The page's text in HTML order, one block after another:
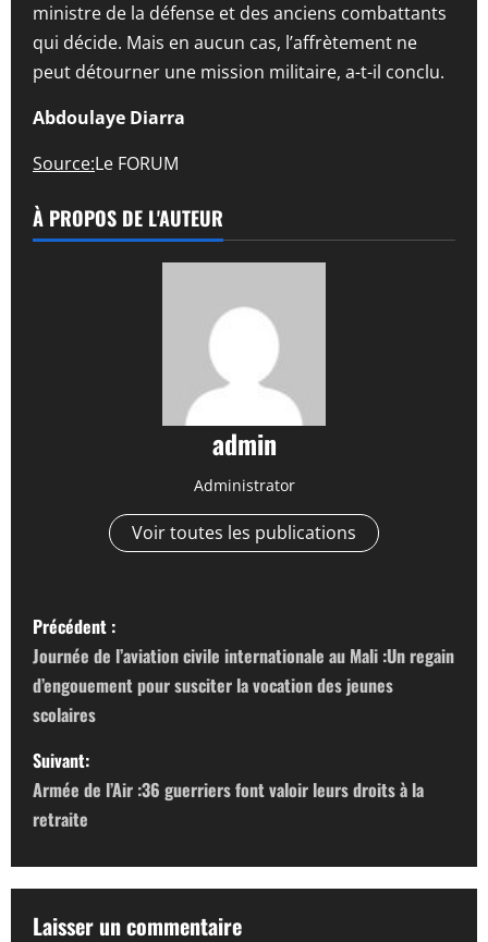
ministre de la défense et des anciens combattants
qui décide. Mais en aucun cas, l’affrètement ne
peut détourner une mission militaire, a-t-il conclu.
Abdoulaye Diarra
Source:Le FORUM
À PROPOS DE L'AUTEUR
admin
Administrator
Voir toutes les publications
N
a
v
i
g
t
Précédent :
Journée de l’aviation civile internationale au Mali :Un regain
d’engouement pour susciter la vocation des jeunes
scolaires
Suivant:
Armée de l’Air :36 guerriers font valoir leurs droits à la
retraite
Laisser un commentaire